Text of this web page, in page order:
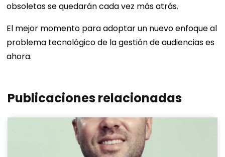
obsoletas se quedarán cada vez más atrás.
El mejor momento para adoptar un nuevo enfoque al
problema tecnológico de la gestión de audiencias es
ahora.
Publicaciones relacionadas